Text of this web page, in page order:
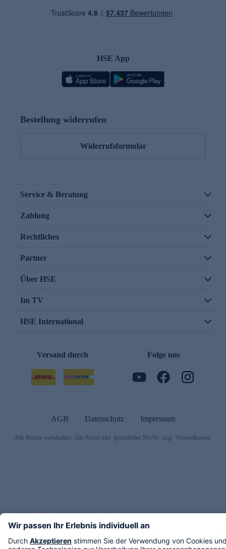
HSE App
Bestellung widerrufen
Widerrufsformular
Service & Beratung
Zahlung
Rechtliches
Partner
Über HSE
Im TV
HSE International
Versand durch Folge uns
AGB Datenschutz Impressum
Alle Rechte vorbehalten. Alle Preise inkl. gesetzlicher MwSt., zzgl. Versandkosten.